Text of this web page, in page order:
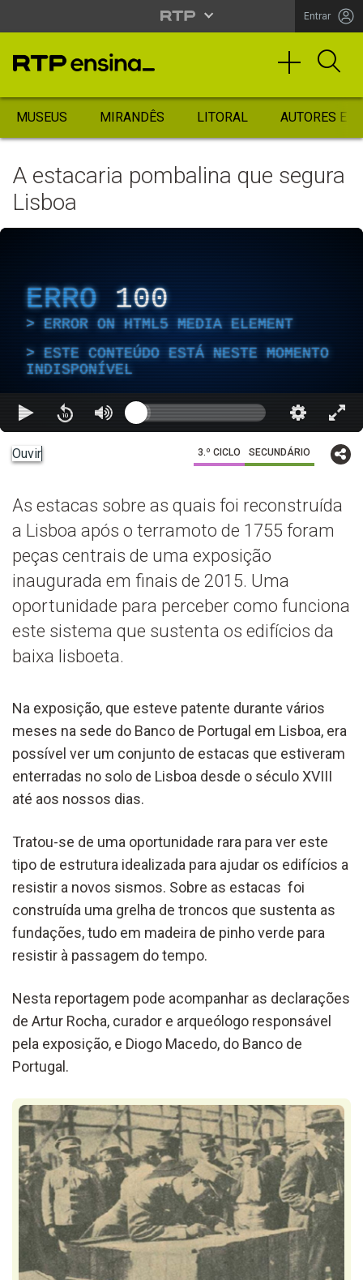
Entrar
MUSEUS MIRANDÊS LITORAL AUTORES
A estacaria pombalina que segura
Lisboa
ERRO 100
ERROR ON HTML5 MEDIA ELEMENT
ESTE CONTEÚDO ESTÁ NESTE MOMENTO
INDISPONÍVEL
Ouvir 3.º CICLO SECUNDÁRIO
As estacas sobre as quais foi reconstruída
a Lisboa após o terramoto de 1755 foram
peças centrais de uma exposição
inaugurada em finais de 2015. Uma
oportunidade para perceber como funciona
este sistema que sustenta os edifícios da
baixa lisboeta.
Na exposição, que esteve patente durante vários
meses na sede do Banco de Portugal em Lisboa, era
possível ver um conjunto de estacas que estiveram
enterradas no solo de Lisboa desde o século XVIII
até aos nossos dias.
Tratou-se de uma oportunidade rara para ver este
tipo de estrutura idealizada para ajudar os edifícios a
resistir a novos sismos. Sobre as estacas foi
construída uma grelha de troncos que sustenta as
fundações, tudo em madeira de pinho verde para
resistir à passagem do tempo.
Nesta reportagem pode acompanhar as declarações
de Artur Rocha, curador e arqueólogo responsável
pela exposição, e Diogo Macedo, do Banco de
Portugal.